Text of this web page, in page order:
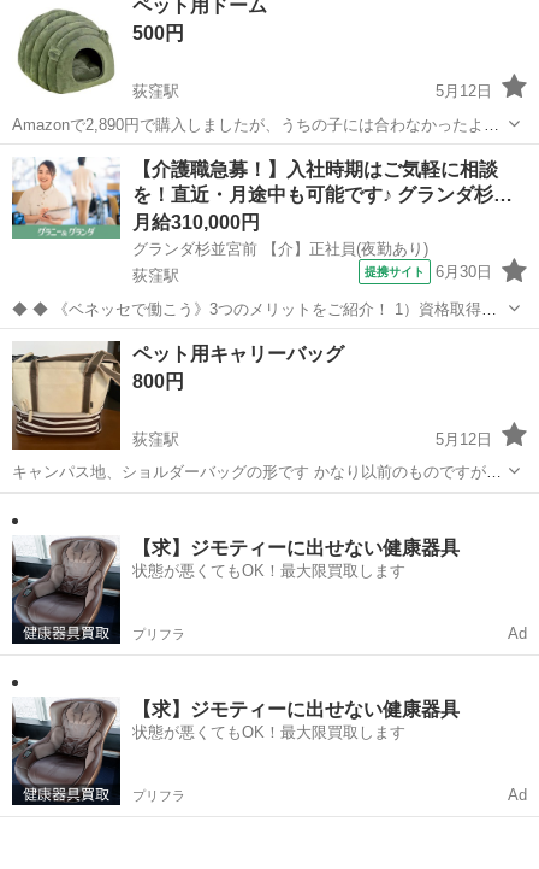
お願いいたしますペット用ドーム
500円
荻窪駅
5月12日
Amazonで2,890円で購入しましたが、うちの子には合わなかったよう
で、1〜2回しか入ってくれず、早々に撤去しました 洗って、できるだ
け綺麗にしてありますが、毛は完全には取りきれてないかもしれませ
ん 投稿のペット用品３...
東京 杉並区 荻窪駅 その他 Amazon
【介護職急募！】入社時期はご気軽に相談
を！直近・月途中も可能です♪ グランダ杉…
月給310,000円
グランダ杉並宮前 【介】正社員(夜勤あり)
荻窪駅
提携サイト 6月30日
◆ ◆ 《ベネッセで働こう》3つのメリットをご紹介！ 1）資格取得支
援制度＆受験・研修費の実費負担あり！(規定あり) 2）着実にキャリア
を磨けるでステップアップフィールドが充実！ 3）他社講座も受講
OK！ 《入社後サポ...
東京 杉並区 荻窪駅 介護
ペット用キャリーバッグ
800円
荻窪駅
5月12日
キャンパス地、ショルダーバッグの形です かなり以前のものですが、
傷も汚れも少なく、状態は良いです ✴️内側に汚れをみつけたので、写
真を追加しました 目立つ汚れはこの１ヶ所だけです 作りもしっかりし
ていて頑丈です 数年前に6,...【求】ジモティーに出せない健康器具
状態が悪くてもOK！最大限買取します
プリフラ Ad
【求】ジモティーに出せない健康器具
状態が悪くてもOK！最大限買取します
プリフラ Ad